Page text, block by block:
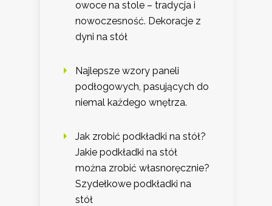
owoce na stole – tradycja i
nowoczesność. Dekoracje z
dyni na stół
Najlepsze wzory paneli
podłogowych, pasujących do
niemal każdego wnętrza.
Jak zrobić podkładki na stół?
Jakie podkładki na stół
można zrobić własnoręcznie?
Szydełkowe podkładki na
stół